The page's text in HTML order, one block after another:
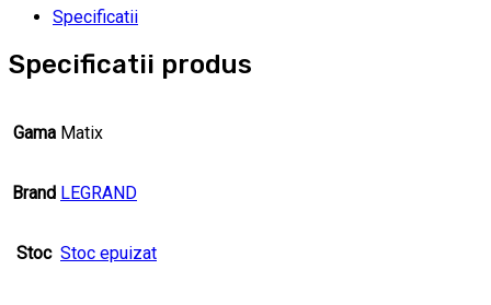
Specificatii
Specificatii produs
Gama Matix
Brand LEGRAND
Stoc Stoc epuizat